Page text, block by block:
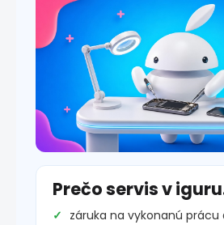
Prečo servis v
záruka na vykonanú prácu